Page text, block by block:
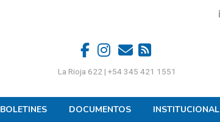
La Rioja 622 | +54 345 421 1551
BOLETINES DOCUMENTOS INSTITUCIONAL